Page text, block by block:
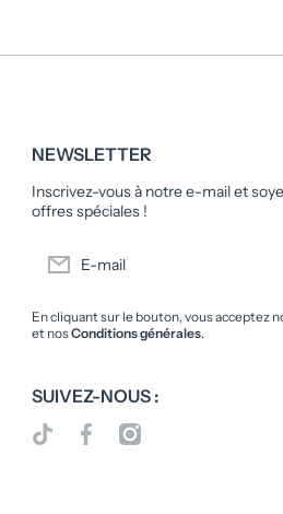
NEWSLETTER
Inscrivez-vous à notre e-mail et
offres spéciales !
E-mail
En cliquant sur le bouton, vous acceptez
et nosConditions générales.
SUIVEZ-NOUS :
tiktokcom/@librairieoxfordcity
facebookcom/
instagramcom/